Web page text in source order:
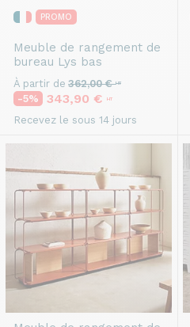
PROMO
Meuble de rangement de
bureau Lys bas
À partir de 362,00 €HT
-5% 343,90 € HT
Recevez le sous 14 jours